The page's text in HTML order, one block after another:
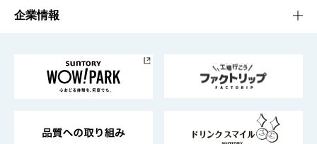
栄養成分一覧
工場見学
地域情報
サントリーホール
サントリーサンバーズ大阪
サステナビリティTOP
サントリーが考えるサステナビリティ経営
企業情報
企業概要